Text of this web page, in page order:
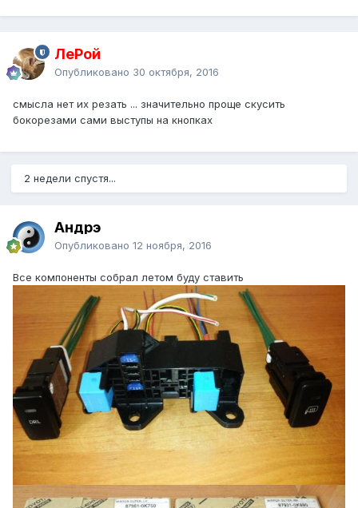
ЛеРой
Опубликовано 30 октября, 2016
смысла нет их резать ... значительно проще скусить
бокорезами сами выступы на кнопках
2 недели спустя...
Андрэ
Опубликовано 12 ноября, 2016
Все компоненты собрал летом буду ставить